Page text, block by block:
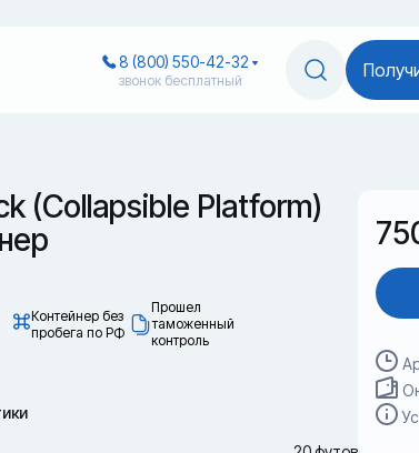
8 (800) 550-42-32
звонок бесплатный
(Collapsible Platform)
Контейнер без
пробега по РФ
Прошел
таможенный
контроль